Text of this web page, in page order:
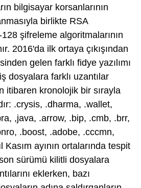
bilgisayar korsanlarının
birlikte RSA
şifreleme algoritmalarının
2016'da ilk ortaya çıkışından
gelen farklı fidye yazılımı
dosyalara farklı uzantılar
itibaren kronolojik bir sırayla
.crysis, .dharma, .wallet,
,java, .arrow, .bip, .cmb, .brr,
.boost, .adobe, .cccmn,
Kasım ayının ortalarında tespit
sürümü kilitli dosyalara
eklerken, bazı